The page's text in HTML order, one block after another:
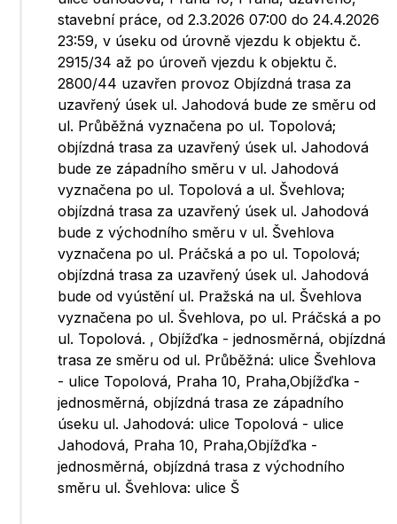
stavební práce, od 2.3.2026 07:00 do 24.4.2026
23:59, v úseku od úrovně vjezdu k objektu č.
2915/34 až po úroveň vjezdu k objektu č.
2800/44 uzavřen provoz Objízdná trasa za
uzavřený úsek ul. Jahodová bude ze směru od
ul. Průběžná vyznačena po ul. Topolová;
objízdná trasa za uzavřený úsek ul. Jahodová
bude ze západního směru v ul. Jahodová
vyznačena po ul. Topolová a ul. Švehlova;
objízdná trasa za uzavřený úsek ul. Jahodová
bude z východního směru v ul. Švehlova
vyznačena po ul. Práčská a po ul. Topolová;
objízdná trasa za uzavřený úsek ul. Jahodová
bude od vyústění ul. Pražská na ul. Švehlova
vyznačena po ul. Švehlova, po ul. Práčská a po
ul. Topolová. , Objížďka - jednosměrná, objízdná
trasa ze směru od ul. Průběžná: ulice Švehlova
- ulice Topolová, Praha 10, Praha,Objížďka -
jednosměrná, objízdná trasa ze západního
úseku ul. Jahodová: ulice Topolová - ulice
Jahodová, Praha 10, Praha,Objížďka -
jednosměrná, objízdná trasa z východního
směru ul. Švehlova: ulice Š